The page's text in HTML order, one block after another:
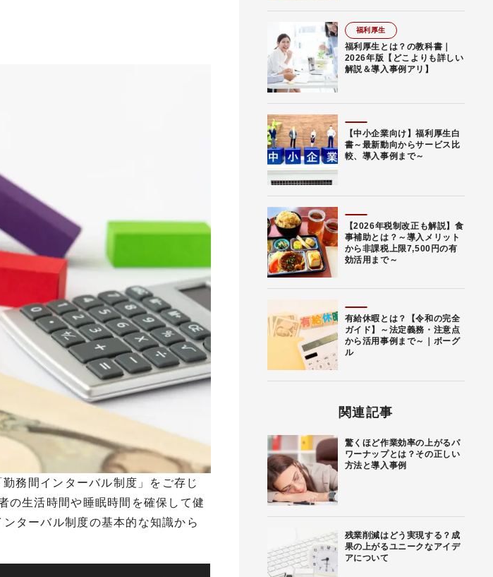
務間インターバル制度」をご存じ
の生活時間や睡眠時間を確保して健
ターバル制度の基本的な知識から
福利厚生
福利厚生とは？の教科書｜
2026年版【どこよりも詳しい
解説＆導入事例アリ】
【中小企業向け】福利厚生白
書～最新動向からサービス比
較、導入事例まで～
【2026年税制改正も解説】食
事補助とは？～導入メリット
から非課税上限7,500円の有
効活用まで～
有給休暇とは？【令和の完全
ガイド】～法定義務・注意点
から活用事例まで～｜ボーグ
ル
関連記事
驚くほど作業効率の上がるパ
ワーナップとは？その正しい
方法と導入事例
残業削減はどう実現する？成
果の上がるユニークなアイデ
アについて